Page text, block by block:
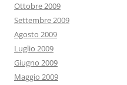
Ottobre 2009
Settembre 2009
Agosto 2009
Luglio 2009
Giugno 2009
Maggio 2009